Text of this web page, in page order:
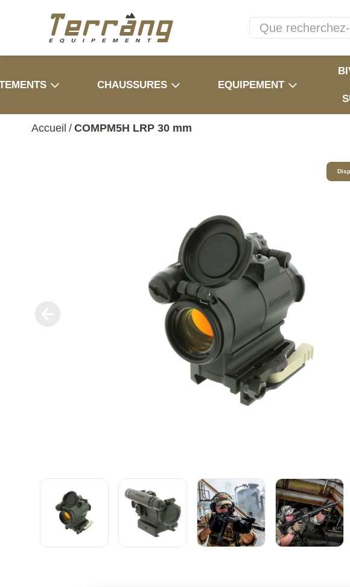
CHAUSSURES EQUIPEMENT
Accueil / COMPM5H LRP 30 mm